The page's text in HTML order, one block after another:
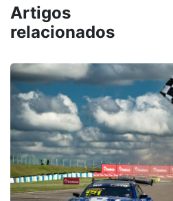
Artigos
relacionados